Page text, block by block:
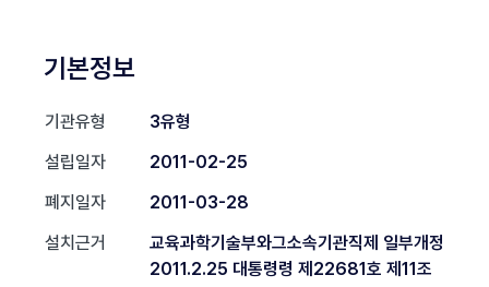
기본정보
기관유형
3유형
설립일자
2011-02-25
폐지일자
2011-03-28
설치근거
교육과학기술부와그소속기관직제 일부개정
2011.2.25 대통령령 제22681호 제11조